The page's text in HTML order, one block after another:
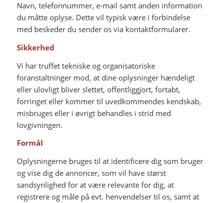
Navn, telefonnummer, e-mail samt anden information
du måtte oplyse. Dette vil typisk være i forbindelse
med beskeder du sender os via kontaktformularer.
Sikkerhed
Vi har truffet tekniske og organisatoriske
foranstaltninger mod, at dine oplysninger hændeligt
eller ulovligt bliver slettet, offentliggjort, fortabt,
forringet eller kommer til uvedkommendes kendskab,
misbruges eller i øvrigt behandles i strid med
lovgivningen.
Formål
Oplysningerne bruges til at identificere dig som bruger
og vise dig de annoncer, som vil have størst
sandsynlighed for at være relevante for dig, at
registrere og måle på evt. henvendelser til os, samt at